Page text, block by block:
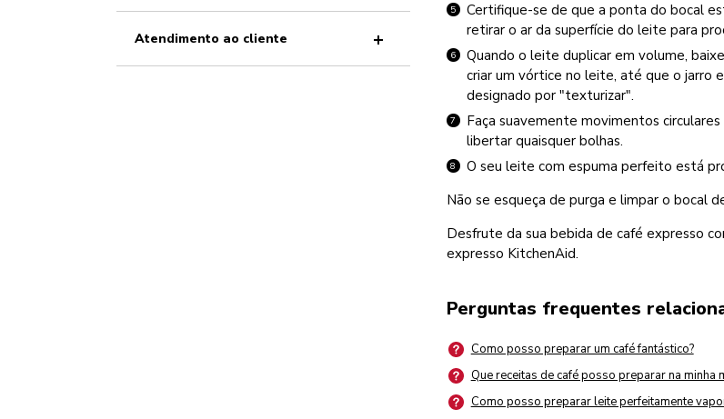
Certifique-se de que a ponta do bocal
retirar o ar da superfície do leite para
Quando o leite duplicar em volume,
criar um vórtice no leite, até que o jarro
designado por "texturizar".
Faça suavemente movimentos
libertar quaisquer bolhas.
O seu leite com espuma perfeito está
Não se esqueça de purga e limpar o bocal
Desfrute da sua bebida de café expresso
expresso KitchenAid.
Perguntas frequentes
Como posso preparar um café fantástico?
Que receitas de café posso preparar na minha
Como posso preparar leite perfeitamente
Atendimento ao cliente